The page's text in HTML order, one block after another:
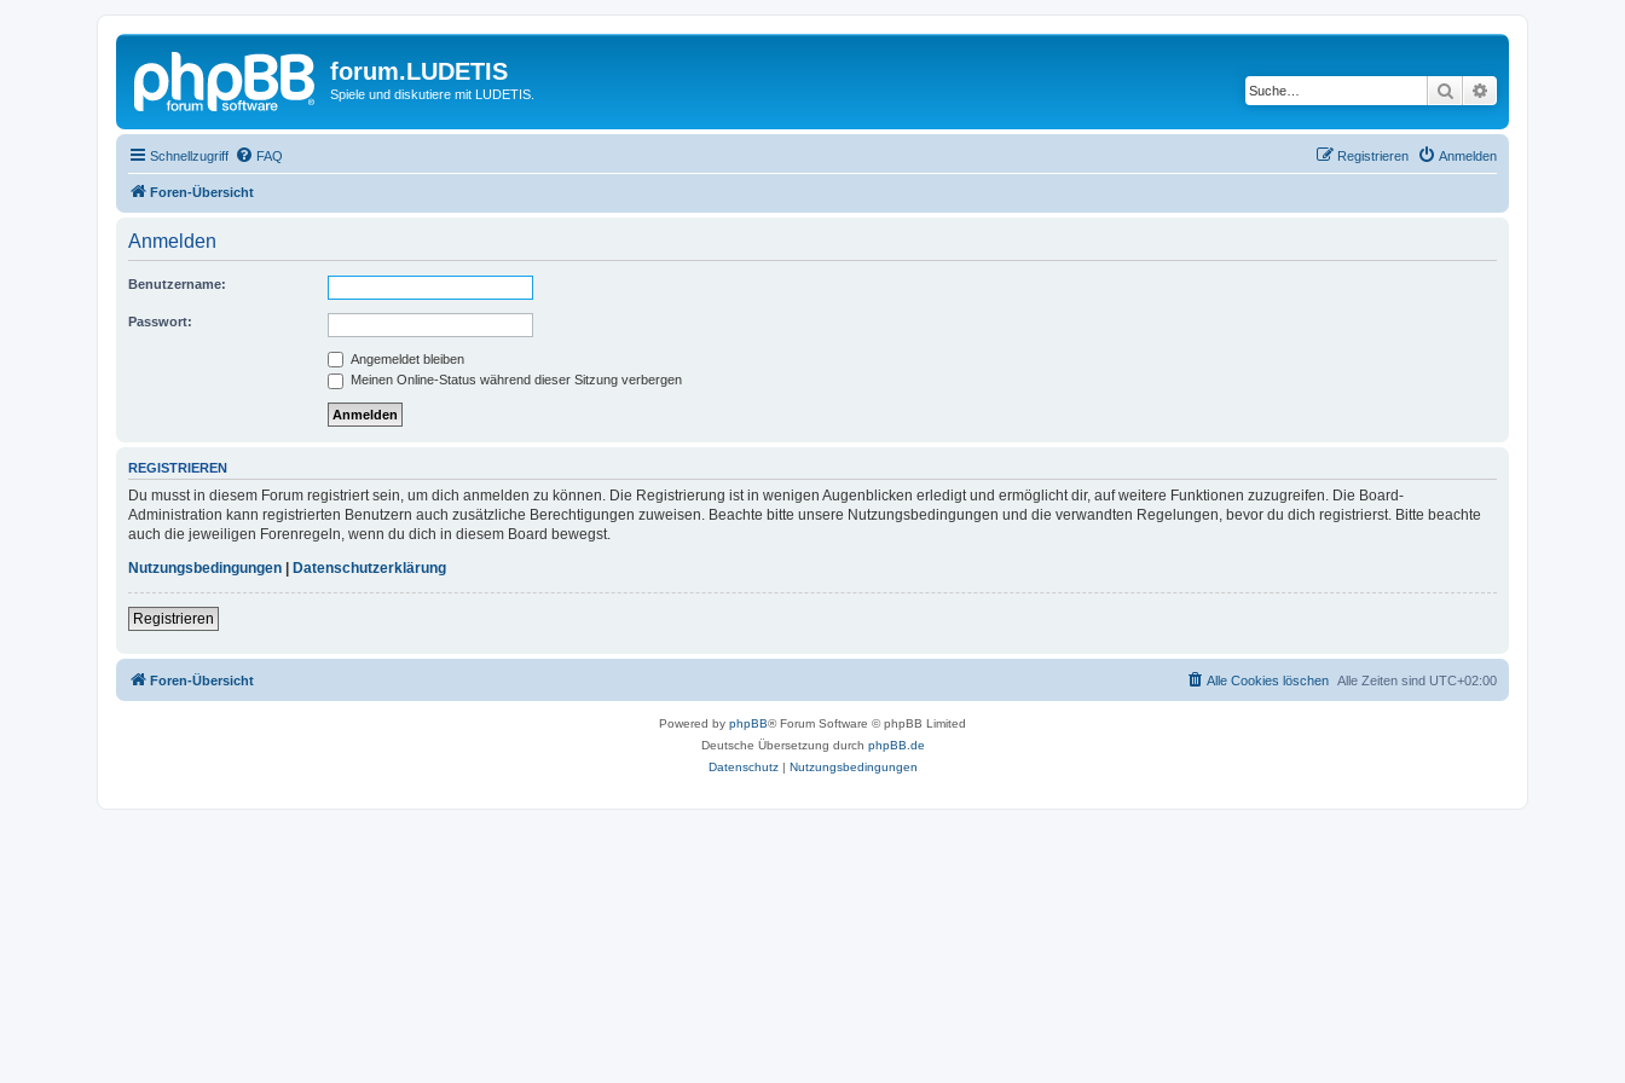
forum.LUDETIS
Spiele und diskutiere mit LUDETIS. Suche
Schnellzugriff FAQ Anmelden
Registrieren
Foren-Übersicht
Anmelden
Benutzername:
Passwort:
Angemeldet bleiben
Meinen Online-Status während dieser Sitzung verbergen
REGISTRIEREN
Du musst in diesem Forum registriert sein, um dich anmelden zu können. Die Registrierung ist in wenigen Augenblicken erledigt und ermöglicht dir, auf weitere Funktionen zuzugreifen. Die Board-
Administration kann registrierten Benutzern auch zusätzliche Berechtigungen zuweisen. Beachte bitte unsere Nutzungsbedingungen und die verwandten Regelungen, bevor du dich registrierst. Bitte beachte
auch die jeweiligen Forenregeln, wenn du dich in diesem Board bewegst.
Nutzungsbedingungen
Datenschutzerklärung
Registrieren
Foren-Übersicht Alle Zeiten sind UTC+02:00
Alle Cookies löschen
Powered by phpBB® Forum Software © phpBB Limited
Deutsche Übersetzung durch phpBB.de
Datenschutz| Nutzungsbedingungen